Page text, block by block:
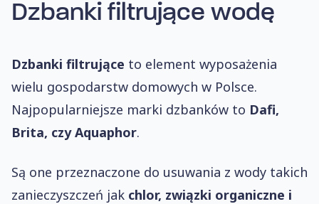
Dzbanki filtrujące wodę
Dzbanki filtrujące to element wyposażenia
wielu gospodarstw domowych w Polsce.
Najpopularniejsze marki dzbanków to Dafi,
Brita, czy Aquaphor.
Są one przeznaczone do usuwania z wody takich
zanieczyszczeń jak chlor, związki organiczne i